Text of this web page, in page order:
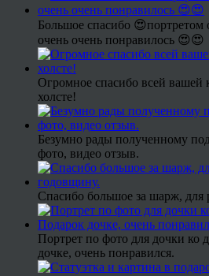
Большое спасибо 😍портретом
очень очень понравилось 😍😍
Огромное спасибо всей вашей
холсте!
Безумно рады полученному
фото, видео отзыв.
Спасибо большое за шарж, для
Портрет по фото для дочки
дочке, очень понравился.